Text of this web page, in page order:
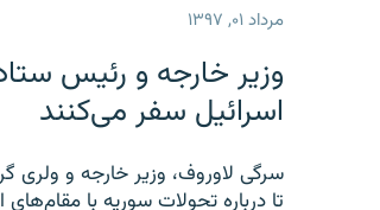
مرداد ۰۱, ۱۳۹۷
وزیر خارجه و رئیس‌
اسرائیل سفر می‌کنند
سرگی لاوروف، وزیر خارجه و ولری
تا درباره تحولات سوریه با مقام‌های